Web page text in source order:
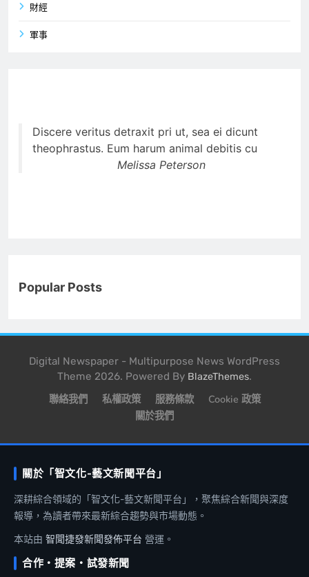
財經
軍事
Discere veritus detraxit pri ut, sea ei dicunt
theophrastus. Eum harum animal debitis cu
Melissa Peterson
Popular Posts
Digital Newspaper - Multipurpose News WordPress
Theme 2026. Powered By BlazeThemes.
聯絡我們 私權政策 服務條款
Cookie 政策
關於我們
關於「智文化-藝文新聞平台」
深耕綜合領域的「智文化-藝文新聞平台」，聚焦綜合新聞與深度
報導，為讀者帶來最新綜合趨勢與市場動態。
本站由 智聞捷發新聞發佈平台 營運。
合作・提案・試發新聞